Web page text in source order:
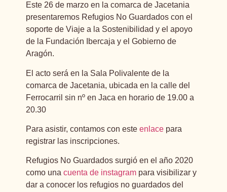
Este 26 de marzo en la comarca de Jacetania
presentaremos Refugios No Guardados con el
soporte de Viaje a la Sostenibilidad y el apoyo
de la Fundación Ibercaja y el Gobierno de
Aragón.
El acto será en la Sala Polivalente de la
comarca de Jacetania, ubicada en la calle del
Ferrocarril sin nº en Jaca en horario de 19.00 a
20.30
Para asistir, contamos con este enlacepara
registrar las inscripciones.
Refugios No Guardados surgió en el año 2020
como una cuenta de instagrampara visibilizar y
dar a conocer los refugios no guardados del